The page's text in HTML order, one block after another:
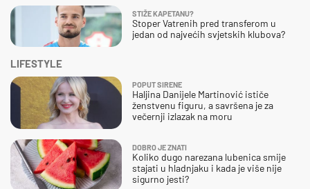
STIŽE KAPETANU?
Stoper Vatrenih pred transferom u
jedan od najvećih svjetskih klubova?
LIFESTYLE
POPUT SIRENE
Haljina Danijele Martinović ističe
ženstvenu figuru, a savršena je za
večernji izlazak na moru
DOBRO JE ZNATI
Koliko dugo narezana lubenica smije
stajati u hladnjaku i kada je više nije
sigurno jesti?